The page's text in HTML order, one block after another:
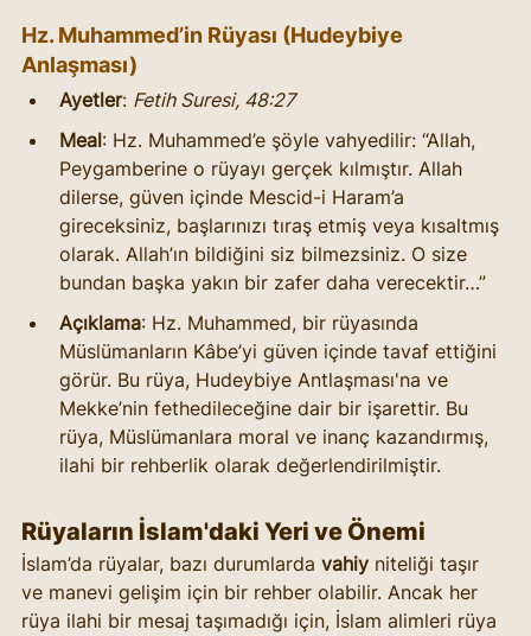
Hz. Muhammed’in Rüyası (Hudeybiye
Anlaşması)
Ayetler: Fetih Suresi, 48:27
Meal: Hz. Muhammed’e şöyle vahyedilir: “Allah,
Peygamberine o rüyayı gerçek kılmıştır. Allah
dilerse, güven içinde Mescid-i Haram’a
gireceksiniz, başlarınızı tıraş etmiş veya kısaltmış
olarak. Allah’ın bildiğini siz bilmezsiniz. O size
bundan başka yakın bir zafer daha verecektir…”
Açıklama: Hz. Muhammed, bir rüyasında
Müslümanların Kâbe’yi güven içinde tavaf ettiğini
görür. Bu rüya, Hudeybiye Antlaşması'na ve
Mekke’nin fethedileceğine dair bir işarettir. Bu
rüya, Müslümanlara moral ve inanç kazandırmış,
ilahi bir rehberlik olarak değerlendirilmiştir.
Rüyaların İslam'daki Yeri ve Önemi
İslam’da rüyalar, bazı durumlarda vahiy niteliği taşır
ve manevi gelişim için bir rehber olabilir. Ancak her
rüya ilahi bir mesaj taşımadığı için, İslam alimleri rüya